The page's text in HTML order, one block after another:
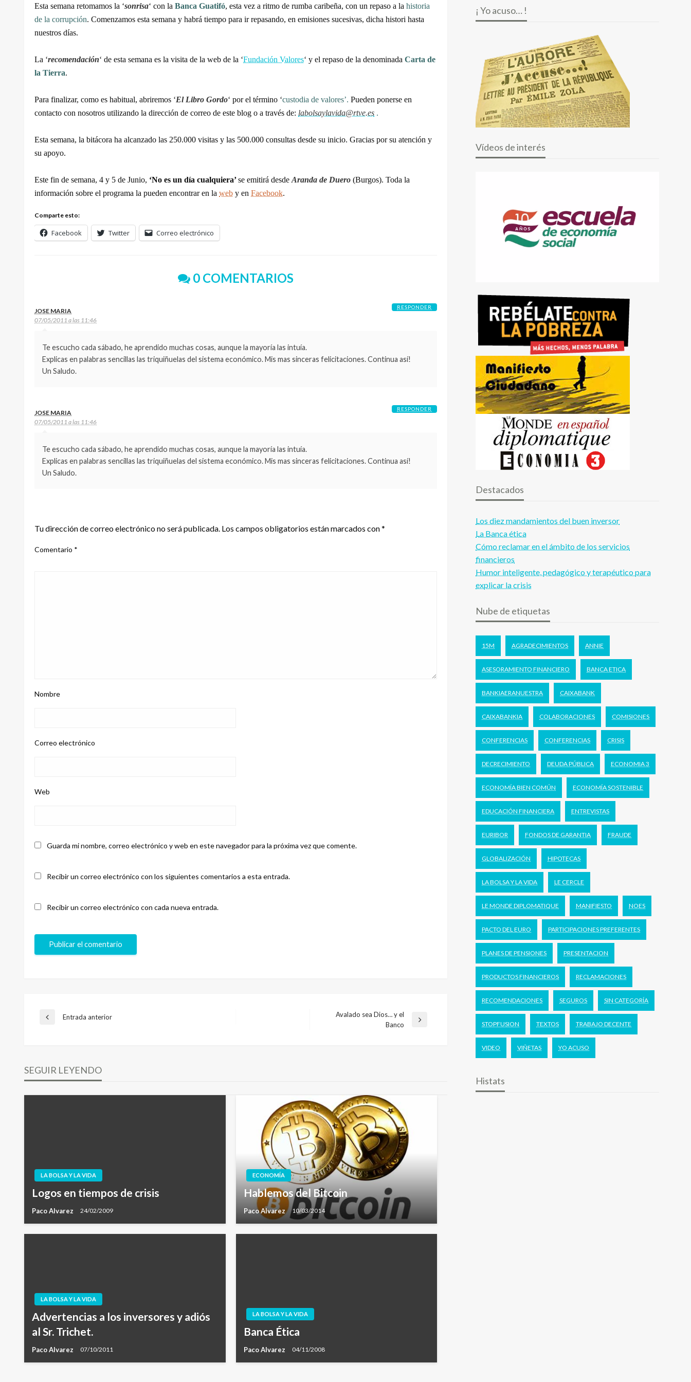
Esta semana retomamos la ‘sonrisa‘ con la Banca Guatifó, esta vez a ritmo de rumba caribeña, con un repaso a la historia
de la corrupción. Comenzamos esta semana y habrá tiempo para ir repasando, en emisiones sucesivas, dicha histori hasta
nuestros días.
La ‘recomendación‘ de esta semana es la visita de la web de la ‘Fundación Valores‘ y el repaso de la denominada Carta de
la Tierra.
Para finalizar, como es habitual, abriremos ‘El Libro Gordo‘ por el término ‘custodia de valores’. Pueden ponerse en
contacto con nosotros utilizando la dirección de correo de este blog o a través de: labolsaylavida@rtve.es .
Esta semana, la bitácora ha alcanzado las 250.000 visitas y las 500.000 consultas desde su inicio. Gracias por su atención y
su apoyo.
Este fin de semana, 4 y 5 de Junio, ‘No es un día cualquiera’se emitirá desde Aranda de Duero (Burgos). Toda la
información sobre el programa la pueden encontrar en la web y en Facebook.
Comparte esto:
Facebook Twitter Correo electrónico
0 COMENTARIOS
JOSE MARIA
07/05/2011 a las 11:46
Te escucho cada sábado, he aprendido muchas cosas, aunque la mayoría las intuía.
Explicas en palabras sencillas las triquiñuelas del sistema económico. Mis mas sinceras felicitaciones. Continua así!
Un Saludo.
RESPONDER
JOSE MARIA
07/05/2011 a las 11:46
Te escucho cada sábado, he aprendido muchas cosas, aunque la mayoría las intuía.
Explicas en palabras sencillas las triquiñuelas del sistema económico. Mis mas sinceras felicitaciones. Continua así!
Un Saludo.
RESPONDER
Tu dirección de correo electrónico no será publicada. Los campos obligatorios están marcados con*
Comentario *
Nombre
Correo electrónico
Web
Guarda mi nombre, correo electrónico y web en este navegador para la próxima vez que comente.
Recibir un correo electrónico con los siguientes comentarios a esta entrada.
Recibir un correo electrónico con cada nueva entrada.
Navegación
entradas
Entrada
Entrada anterior
Avalado sea Dios… y el
Banco
SEGUIR LEYENDO
LA BOLSA Y LA VIDA
Logos en tiempos de crisis
Paco Alvarez 24/02/2009
ECONOMÍA
Hablemos del Bitcoin
Paco Alvarez 10/03/2014
LA BOLSA Y LA VIDA
Advertencias a los inversores y adiós
al Sr. Trichet.
Paco Alvarez 07/10/2011
LA BOLSA Y LA VIDA
Banca Ética
Paco Alvarez 04/11/2008
¡ Yo acuso… !
Vídeos de interés
Destacados
Los diez mandamientos del buen inversor
La Banca ética
Cómo reclamar en el ámbito de los servicios
financieros
Humor inteligente, pedagógico y terapéutico para
explicar la crisis
Nube de etiquetas
15M AGRADECIMIENTOS ANNIE
ASESORAMIENTO FINANCIERO BANCA ETICA
BANKIAERANUESTRA CAIXABANK
CAIXABANKIA COLABORACIONES COMISIONES
CONFERENCIAS CONFERENCIAS CRISIS
DECRECIMIENTO DEUDA PÚBLICA ECONOMIA 3
ECONOMÍA BIEN COMÚN ECONOMÍA SOSTENIBLE
EDUCACIÓN FINANCIERA ENTREVISTAS
EURIBOR FONDOS DE GARANTIA FRAUDE
GLOBALIZACIÓN HIPOTECAS
LA BOLSA Y LA VIDA LE CERCLE
LE MONDE DIPLOMATIQUE MANIFIESTO NOES
PACTO DEL EURO PARTICIPACIONES PREFERENTES
PLANES DE PENSIONES PRESENTACION
PRODUCTOS FINANCIEROS RECLAMACIONES
RECOMENDACIONES SEGUROS SIN CATEGORÍA
STOPFUSION TEXTOS TRABAJO DECENTE
VIDEO VIÑETAS YO ACUSO
Histats